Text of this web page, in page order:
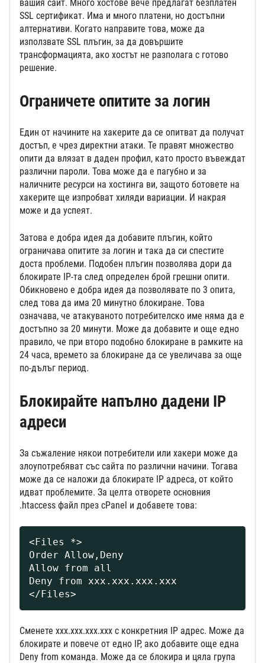
вашия сайт. Много хостове вече предлагат безплатен
SSL сертификат. Има и много платени, но достъпни
алтернативи. Когато направите това, може да
използвате SSL плъгин, за да довършите
трансформацията, ако хостът не разполага с готово
решение.
Ограничете опитите за логин
Един от начините на хакерите да се опитват да получат
достъп, е чрез директни атаки. Те правят множество
опити да влязат в даден профил, като просто въвеждат
различни пароли. Това може да е пагубно и за
наличните ресурси на хостинга ви, защото ботовете на
хакерите ще изпробват хиляди вариации. И накрая
може и да успеят.
Затова е добра идея да добавите плъгин, който
ограничава опитите за логин и така да си спестите
доста проблеми. Подобен плъгин позволява дори да
блокирате IP-та след определен брой грешни опити.
Обикновено е добра идея да позволявате по 3 опита,
след това да има 20 минутно блокиране. Това
означава, че атакуваното потребителско име няма да е
достъпно за 20 минути. Може да добавите и още едно
правило, че при второ подобно блокиране в рамките на
24 часа, времето за блокиране да се увеличава за още
по-дълъг период.
Блокирайте напълно дадени IP
адреси
За съжаление някои потребители или хакери може да
злоупотребяват със сайта по различни начини. Тогава
може да се наложи да блокирате IP адреса, от който
идват проблемите. За целта отворете основния
.htaccess файл през cPanel и добавете това:
<Files *>
Order Allow,Deny
Allow from all
Deny from xxx.xxx.xxx.xxx
</Files>
Сменете xxx.xxx.xxx.xxx с конкретния IP адрес. Може да
блокирате и повече от едно IP, ако добавите още една
Deny from команда. Може да се блокира и цяла група